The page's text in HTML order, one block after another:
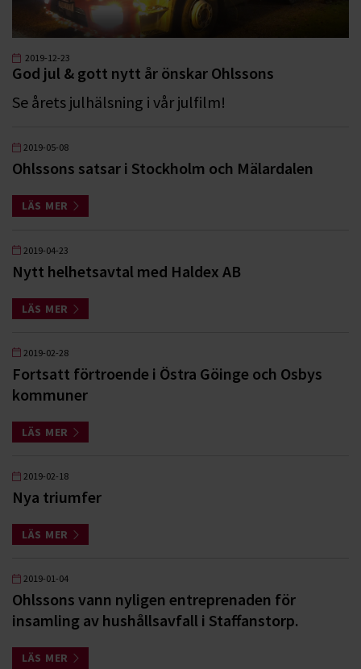
2019-12-23
God jul & gott nytt år önskar Ohlssons
Se årets julhälsning i vår julfilm!
2019-05-08
Ohlssons satsar i Stockholm och Mälardalen
LÄS MER
2019-04-23
Nytt helhetsavtal med Haldex AB
LÄS MER
2019-02-28
Fortsatt förtroende i Östra Göinge och Osbys
kommuner
LÄS MER
2019-02-18
Nya triumfer
LÄS MER
2019-01-04
Ohlssons vann nyligen entreprenaden för
insamling av hushållsavfall i Staffanstorp.
LÄS MER